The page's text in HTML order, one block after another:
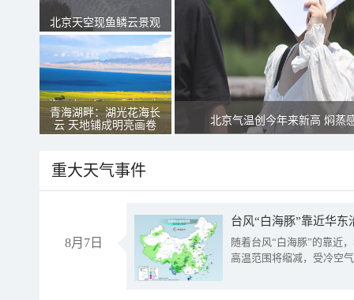
北京天空现鱼鳞云景观
青海湖畔：湖光花海长
云 天地铺成明亮画卷
北京气温创今年来新高 焖蒸
重大天气事件
8月7日
台风“白海豚”靠近华
随着台风“白海豚”的靠近
高温范围将缩减，受冷空